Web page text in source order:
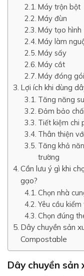
Máy trộn bột
Máy đùn
Máy tạo hình
Máy làm
Máy sấy
Máy cắt
Máy đóng gói
Lợi ích khi dùng
Tăng năng
Đảm bảo
Tiết kiệm chi
Thân thiện
Tăng khả
trường
Cần lưu ý gì khi
gạo?
Chọn nhà
Yêu cầu
Chọn đúng
Dây chuyền sản
Compostable
Dây chuyền